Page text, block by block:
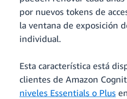
por nuevos tokens de
la ventana de exposición
individual.
Esta característica está
clientes de Amazon
niveles Essentials o Plus